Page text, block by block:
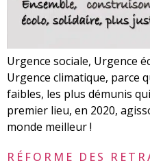
Urgence sociale, Urgence
Urgence climatique, parce
faibles, les plus démunis
premier lieu, en 2020,
monde meilleur !
RÉFORME DES